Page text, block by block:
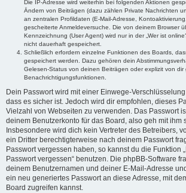
Die IP-Adresse wird weiterhin bei folgenden Aktionen
Ändern von Beiträgen (dazu zählen Private Nachrichten
an zentralen Profildaten (E-Mail-Adresse,
gescheiterte Anmeldeversuche. Die von deinem Browser
Kennzeichnung (User Agent) wird nur in der „Wer ist
nicht dauerhaft gespeichert.
Schließlich erfordern einzelne Funktionen des Boards,
gespeichert werden. Dazu gehören dein
Gelesen-Status von deinen Beiträgen oder explizit von
Benachrichtigungsfunktionen.
Dein Passwort wird mit einer Einwege-
dass es sicher ist. Jedoch wird dir empfohlen, dieses
Vielzahl von Webseiten zu verwenden. Das Passwort
deinem Benutzerkonto für das Board, also geh mit ihm
Insbesondere wird dich kein Vertreter des Betreibers,
ein Dritter berechtigterweise nach deinem Passwort
Passwort vergessen haben, so kannst du die Funktion
Passwort vergessen“ benutzen. Die phpBB-Software
deinem Benutzernamen und deiner E-Mail-Adresse
ein neu generiertes Passwort an diese Adresse, mit
Board zugreifen kannst.